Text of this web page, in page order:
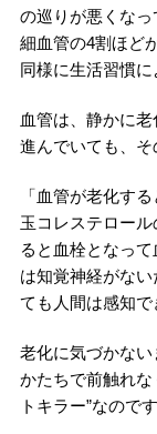
の巡りが悪くな
細血管の4割ほど
同様に生活習慣に
血管は、静かに
進んでいても、そ
「血管が老化す
玉コレステロー
ると血栓となっ
は知覚神経がな
ても人間は感知で
老化に気づかな
かたちで前触れ
トキラー”なので